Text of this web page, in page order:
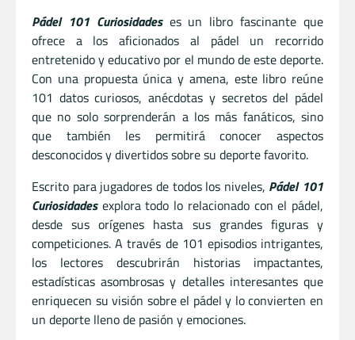
Pádel 101 Curiosidadeses un libro fascinante que
ofrece a los aficionados al pádel un recorrido
entretenido y educativo por el mundo de este deporte.
Con una propuesta única y amena, este libro reúne
101 datos curiosos, anécdotas y secretos del pádel
que no solo sorprenderán a los más fanáticos, sino
que también les permitirá conocer aspectos
desconocidos y divertidos sobre su deporte favorito.
Escrito para jugadores de todos los niveles, Pádel 101
Curiosidadesexplora todo lo relacionado con el pádel,
desde sus orígenes hasta sus grandes figuras y
competiciones. A través de 101 episodios intrigantes,
los lectores descubrirán historias impactantes,
estadísticas asombrosas y detalles interesantes que
enriquecen su visión sobre el pádel y lo convierten en
un deporte lleno de pasión y emociones.